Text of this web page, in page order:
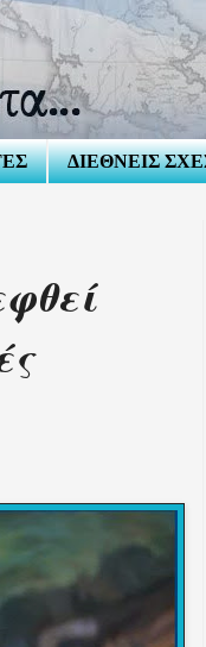
ΔΙΕΘΝΕΙΣ